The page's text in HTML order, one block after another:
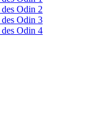
Odin 2
Odin 3
Odin 4